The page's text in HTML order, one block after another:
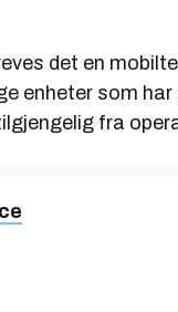
det en
enheter som
fra